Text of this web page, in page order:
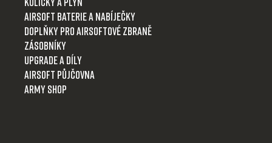
Airsoft baterie a nabíječky
Doplňky pro airsoftové zbraně
Zásobníky
Upgrade a díly
Airsoft půjčovna
Army shop